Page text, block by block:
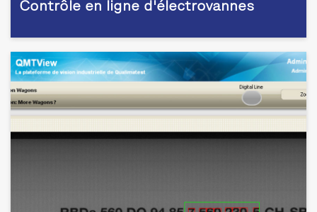
Contrôle en ligne d'électrovannes